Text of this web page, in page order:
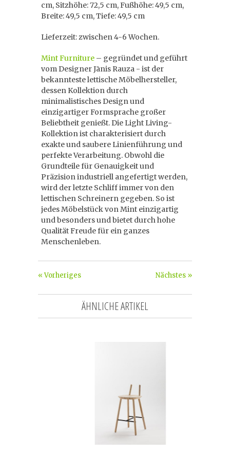
cm, Sitzhöhe: 72,5 cm, Fußhöhe: 49,5 cm,
Breite: 49,5 cm, Tiefe: 49,5 cm
Lieferzeit: zwischen 4-6 Wochen.
Mint Furniture – gegründet und geführt
vom Designer Jānis Rauza - ist der
bekannteste lettische Möbelhersteller,
dessen Kollektion durch
minimalistisches Design und
einzigartiger Formsprache großer
Beliebtheit genießt. Die Light Living-
Kollektion ist charakterisiert durch
exakte und saubere Linienführung und
perfekte Verarbeitung. Obwohl die
Grundteile für Genauigkeit und
Präzision industriell angefertigt werden,
wird der letzte Schliff immer von den
lettischen Schreinern gegeben. So ist
jedes Möbelstück von Mint einzigartig
und besonders und bietet durch hohe
Qualität Freude für ein ganzes
Menschenleben.
Nächstes »
« Vorheriges
ÄHNLICHE ARTIKEL